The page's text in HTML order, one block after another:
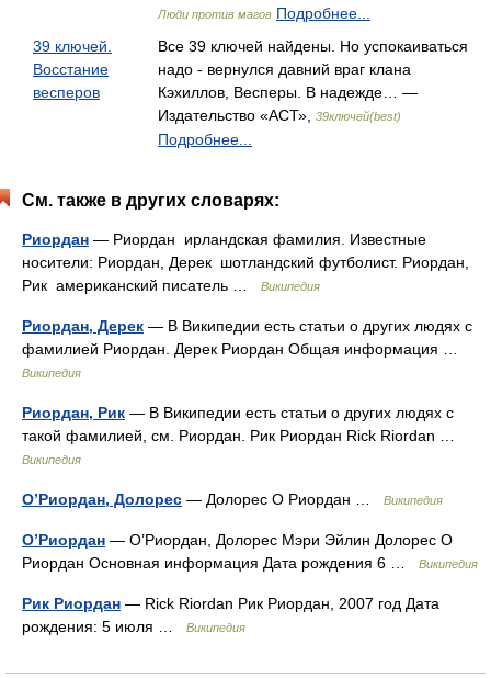
Люди против магов Подробнее...
39 ключей.
Восстание
весперов
Все 39 ключей найдены. Но успокаиваться
надо - вернулся давний враг клана
Кэхиллов, Весперы. В надежде… —
Издательство «АСТ»,
39ключей(best)
Подробнее...
См. также в других словарях:
Риордан — Риордан ирландская фамилия. Известные
носители: Риордан, Дерек шотландский футболист. Риордан,
Рик американский писатель …
Википедия
Риордан, Дерек — В Википедии есть статьи о других людях с
фамилией Риордан. Дерек Риордан Общая информация …
Википедия
Риордан, Рик — В Википедии есть статьи о других людях с
такой фамилией, см. Риордан. Рик Риордан Rick Riordan …
Википедия
О’Риордан, Долорес — Долорес О Риордан … Википедия
О’Риордан — О’Риордан, Долорес Мэри Эйлин Долорес О
Риордан Основная информация Дата рождения 6 …
Википедия
Рик Риордан — Rick Riordan Рик Риордан, 2007 год Дата
рождения: 5 июля …
Википедия